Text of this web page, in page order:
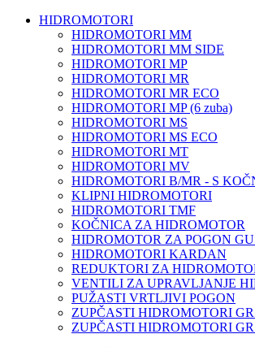
HIDROMOTORI
HIDROMOTORI MM
HIDROMOTORI MM SIDE
HIDROMOTORI MP
HIDROMOTORI MR
HIDROMOTORI MR ECO
HIDROMOTORI MP (6 zuba)
HIDROMOTORI MS
HIDROMOTORI MS ECO
HIDROMOTORI MT
HIDROMOTORI MV
HIDROMOTORI B/MR - S
KLIPNI HIDROMOTORI
HIDROMOTORI TMF
KOČNICA ZA HIDROMOTOR
HIDROMOTOR ZA POGON
HIDROMOTORI KARDAN
REDUKTORI ZA
VENTILI ZA UPRAVLJANJE
PUŽASTI VRTLJIVI POGON
ZUPČASTI HIDROMOTORI
ZUPČASTI HIDROMOTORI